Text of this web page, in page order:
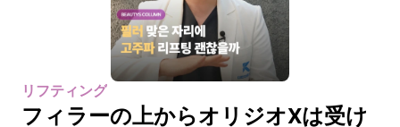
リフティング
フィラーの上からオリジオXは受け